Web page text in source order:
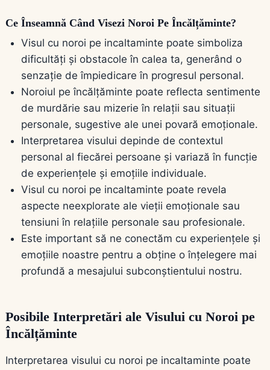
Ce Înseamnă Când Visezi Noroi Pe Încălțăminte?
Visul cu noroi pe incaltaminte poate simboliza
dificultăți și obstacole în calea ta, generând o
senzație de împiedicare în progresul personal.
Noroiul pe încălțăminte poate reflecta sentimente
de murdărie sau mizerie în relații sau situații
personale, sugestive ale unei povară emoționale.
Interpretarea visului depinde de contextul
personal al fiecărei persoane și variază în funcție
de experiențele și emoțiile individuale.
Visul cu noroi pe incaltaminte poate revela
aspecte neexplorate ale vieții emoționale sau
tensiuni în relațiile personale sau profesionale.
Este important să ne conectăm cu experiențele și
emoțiile noastre pentru a obține o înțelegere mai
profundă a mesajului subconștientului nostru.
Posibile Interpretări ale Visului cu Noroi pe
Încălțăminte
Interpretarea visului cu noroi pe incaltaminte poate